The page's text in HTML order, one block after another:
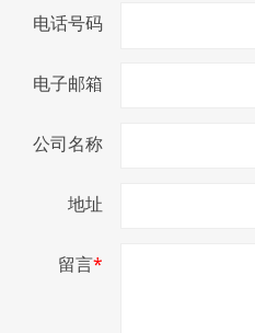
电话号码
电子邮箱
公司名称
地址
留言*